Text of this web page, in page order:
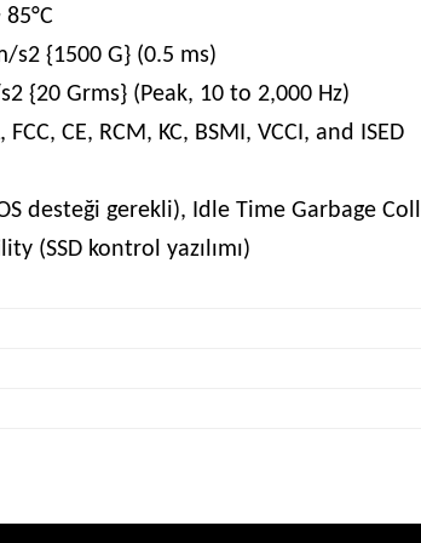
85°C
s2 {1500 G} (0.5 ms)
{20 Grms} (Peak, 10 to 2,000 Hz)
FCC, CE, RCM, KC, BSMI, VCCI, and ISED
desteği gerekli), Idle Time Garbage
(SSD kontrol yazılımı)